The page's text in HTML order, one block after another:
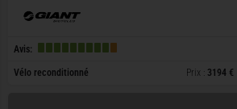
Avis:
Vélo reconditionné Prix : 3194 €